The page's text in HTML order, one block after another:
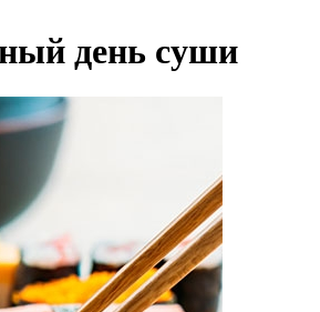
день суши